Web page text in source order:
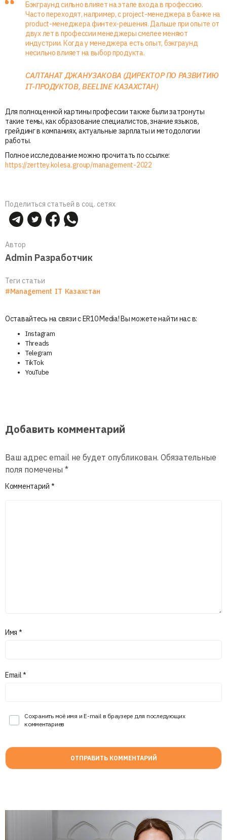
Бэкграунд сильно влияет на этапе входа в профессию.
Часто переходят, например, с project-менеджера в банке на
product-менеджера финтех-решения. Дальше при опыте от
двух лет в профессии менеджеры смелее меняют
индустрии. Когда у менеджера есть опыт, бэкграунд
несильно влияет на выбор продукта.
САЛТАНАТ ДЖАНУЗАКОВА (ДИРЕКТОР ПО РАЗВИТИЮ
IT-ПРОДУКТОВ, BEELINE КАЗАХСТАН)
Для полноценной картины профессии также были затронуты
такие темы, как образование специалистов, знание языков,
грейдинг в компаниях, актуальные зарплаты и методологии
работы.
Полное исследование можно прочитать по ссылке:
https://zerttey.kolesa.group/management-2022
Поделиться статьей в соц. сетях
Автор
Admin Разработчик
Теги статьи
#Management IT Казахстан
Оставайтесь на связи с ER10 Media! Вы можете найти нас в:
Instagram
Threads
Telegram
TikTok
YouTube
Добавить комментарий
Ваш адрес email не будет опубликован. Обязательные
поля помечены *
Комментарий *
Имя *
Email*
Сохранить моё имя и E-mail в браузере для последующих
комментариев